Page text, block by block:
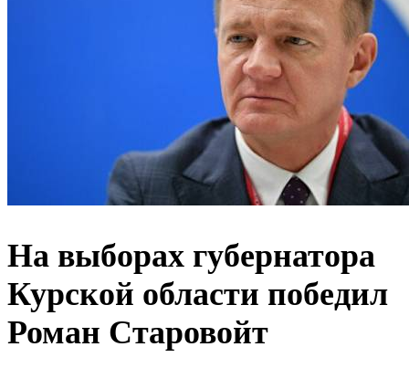
На выборах губернатора
Курской области победил
Роман Старовойт